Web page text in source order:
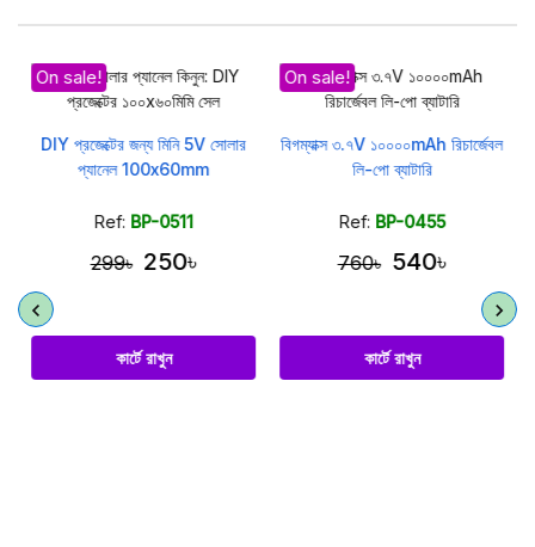
On sale!
DIY প্রজেক্টের জন্য মিনি 5V সোলার
প্যানেল 100x60mm
Ref: BP-0511
299৳ 250৳
কার্টে রাখুন
On sale!
বিগম্যাক্স ৩.৭V ১০০০০mAh রিচার্জেবল
লি-পো ব্যাটারি
Ref: BP-0455
760৳ 540৳
কার্টে রাখুন